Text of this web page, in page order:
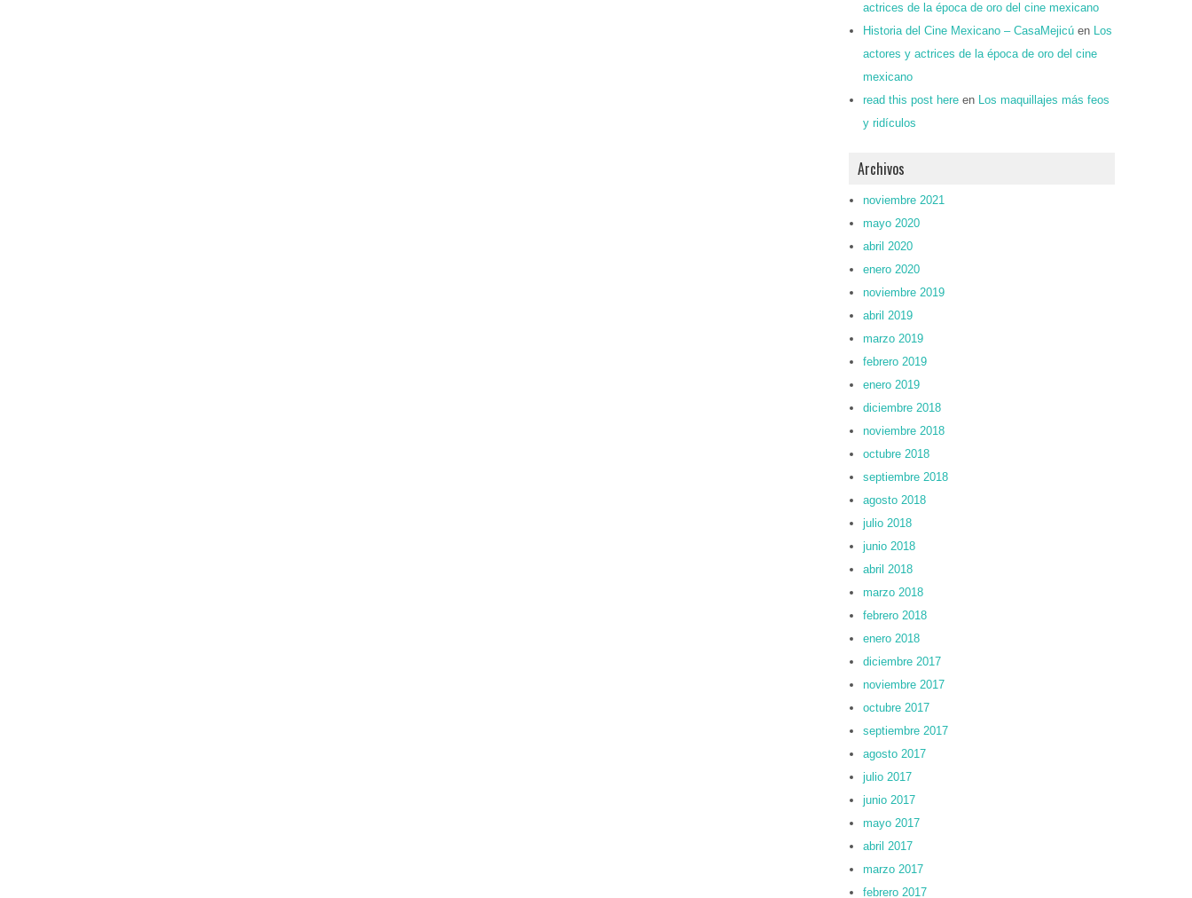
actrices de la época de oro del cine mexicano
Historia del Cine Mexicano – CasaMejicú en Los
actores y actrices de la época de oro del cine
mexicano
read this post here en Los maquillajes más feos
y ridículos
Archivos
noviembre 2021
mayo 2020
abril 2020
enero 2020
noviembre 2019
abril 2019
marzo 2019
febrero 2019
enero 2019
diciembre 2018
noviembre 2018
octubre 2018
septiembre 2018
agosto 2018
julio 2018
junio 2018
abril 2018
marzo 2018
febrero 2018
enero 2018
diciembre 2017
noviembre 2017
octubre 2017
septiembre 2017
agosto 2017
julio 2017
junio 2017
mayo 2017
abril 2017
marzo 2017
febrero 2017